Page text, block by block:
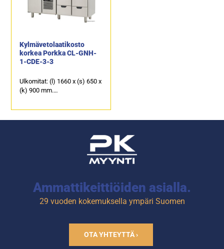
10 kpl kylmävetolaatikkoja,
joiden kapasiteetti on 1 x GN
1/1-200 ja 9 x GN 1/1-150.
Kylmävetolaatikosto
korkea Porkka CL-GNH-
1-CDE-3-3
Ulkomitat: (l) 1660 x (s) 650 x
(k) 900 mm.
Kalusteen päällä on
1 kpl kylmäkaappi ja 7 kpl
kylmävetolaatikkoja, joiden
kapasiteetti on 1 x GN 1/1-
Ammattikeittiöiden asialla.
29 vuoden kokemuksella ympäri Suomen
OTA YHTEYTTÄ ›